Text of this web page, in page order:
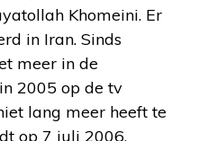
Khomeini. Er
in Iran. Sinds
meer in de
2005 op de tv
lang meer heeft te
op 7 juli 2006.